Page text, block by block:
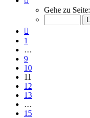
von
Gehe zu Seite:
1
…
9
10
11
12
13
…
15